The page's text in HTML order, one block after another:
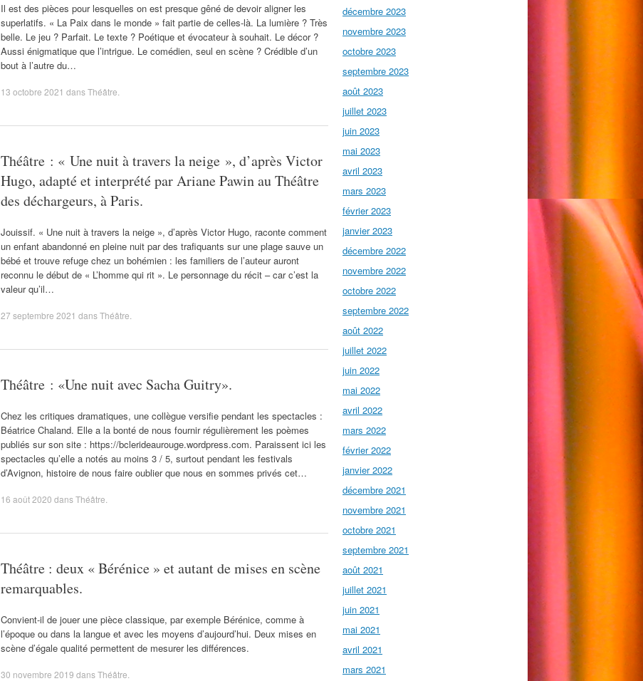
Il est des pièces pour lesquelles on est presque gêné de devoir aligner les
superlatifs. « La Paix dans le monde » fait partie de celles-là. La lumière ? Très
belle. Le jeu ? Parfait. Le texte ? Poétique et évocateur à souhait. Le décor ?
Aussi énigmatique que l’intrigue. Le comédien, seul en scène ? Crédible d’un
bout à l’autre du…
13 octobre 2021 dansThéâtre
Théâtre : « Une nuit à travers la neige », d’après Victor
Hugo, adapté et interprété par Ariane Pawin au Théâtre
des déchargeurs, à Paris.
Jouissif. « Une nuit à travers la neige », d’après Victor Hugo, raconte comment
un enfant abandonné en pleine nuit par des trafiquants sur une plage sauve un
bébé et trouve refuge chez un bohémien : les familiers de l’auteur auront
reconnu le début de « L’homme qui rit ». Le personnage du récit – car c’est la
valeur qu’il…
27 septembre 2021 dansThéâtre
Théâtre : «Une nuit avec Sacha Guitry».
Chez les critiques dramatiques, une collègue versifie pendant les spectacles :
Béatrice Chaland. Elle a la bonté de nous fournir régulièrement les poèmes
publiés sur son site : https://bclerideaurouge.wordpress.com. Paraissent ici les
spectacles qu’elle a notés au moins 3 / 5, surtout pendant les festivals
d’Avignon, histoire de nous faire oublier que nous en sommes privés cet…
16 août 2020 dansThéâtre
Théâtre : deux « Bérénice » et autant de mises en scène
remarquables.
Convient-il de jouer une pièce classique, par exemple Bérénice, comme à
l’époque ou dans la langue et avec les moyens d’aujourd’hui. Deux mises en
scène d’égale qualité permettent de mesurer les différences.
30 novembre 2019 dansThéâtre
décembre 2023
novembre 2023
octobre 2023
septembre 2023
août 2023
juillet 2023
juin 2023
mai 2023
avril 2023
mars 2023
février 2023
janvier 2023
décembre 2022
novembre 2022
octobre 2022
septembre 2022
août 2022
juillet 2022
juin 2022
mai 2022
avril 2022
mars 2022
février 2022
janvier 2022
décembre 2021
novembre 2021
octobre 2021
septembre 2021
août 2021
juillet 2021
juin 2021
mai 2021
avril 2021
mars 2021